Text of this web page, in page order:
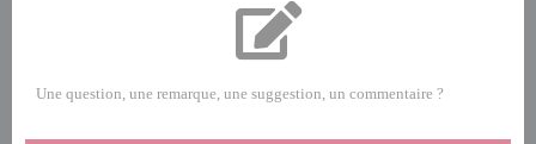
Une question, une remarque, une suggestion, un commentaire ?